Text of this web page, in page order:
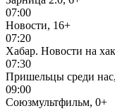
07:00
Новости, 16+
07:20
Хабар. Новости на
07:30
Пришельцы среди
09:00
Союзмультфильм, 0+